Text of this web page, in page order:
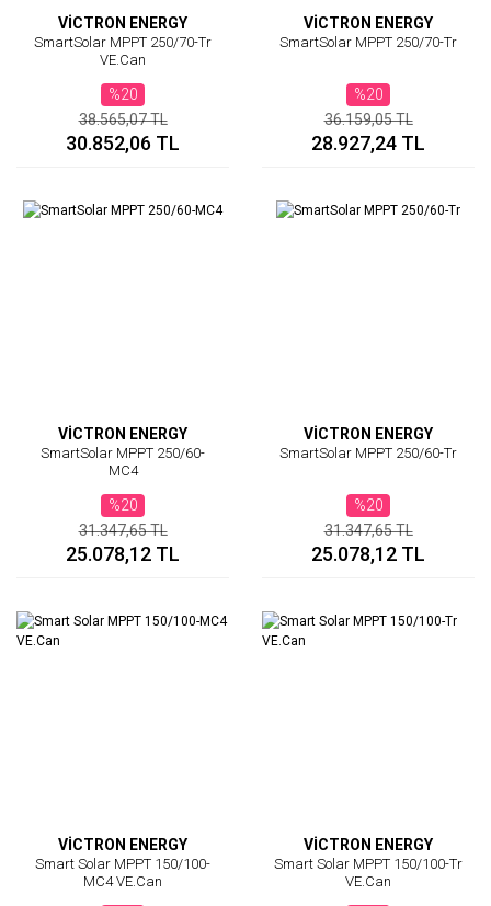
VİCTRON ENERGY
SmartSolar MPPT 250/70-Tr
VE.Can
%20
30.852,06 TL
38.565,07 TL
VİCTRON ENERGY
SmartSolar MPPT 250/70-Tr
%20
28.927,24 TL
36.159,05 TL
VİCTRON ENERGY
SmartSolar MPPT 250/60-
MC4
%20
25.078,12 TL
31.347,65 TL
VİCTRON ENERGY
SmartSolar MPPT 250/60-Tr
%20
25.078,12 TL
31.347,65 TL
VİCTRON ENERGY
Smart Solar MPPT 150/100-
MC4 VE.Can
VİCTRON ENERGY
Smart Solar MPPT 150/100-Tr
VE.Can